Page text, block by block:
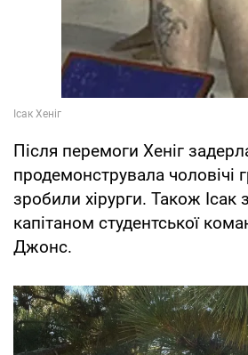
Після перемоги Хеніг
продемонструвала чоловічі
зробили хірурги. Також Ісак
капітаном студентської
Джонс.